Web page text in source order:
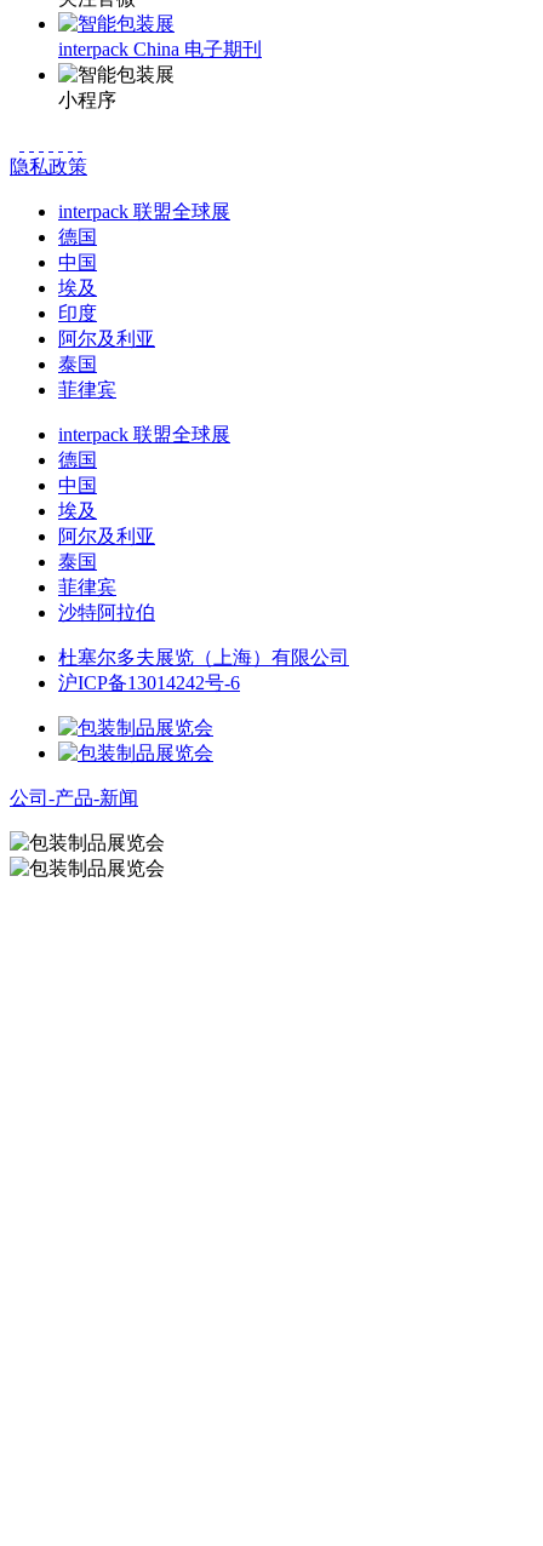
interpack China 电子期刊
小程序
隐私政策
interpack 联盟全球展
德国
中国
埃及
印度
阿尔及利亚
泰国
菲律宾
interpack 联盟全球展
德国
中国
埃及
阿尔及利亚
泰国
菲律宾
沙特阿拉伯
杜塞尔多夫展览（上海）有限公司
沪ICP备13014242号-6
公司-产品-新闻